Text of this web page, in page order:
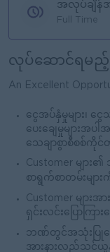
အလုပ်ချိန်အ
Full Time
လုပ်ဆောင်ရမည့်တ
An Excellent
ငွေအပ်နှံမှုများ၊ ငွေ
ပေးချေမှုများအ
သေချာစွာစီစစ်ကို
Customer များ
စာရွက်စာတမ်းမျ
Customer များ
ရှင်းလင်းပြောကြား
ဘဏ်တွင်အသုံးပြု
အားနားလည်သင်ယူနို